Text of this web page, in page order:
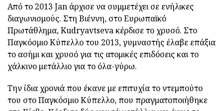
Από το 2013 Jan άρχισε να συμμετέχει σε ενήλικες
διαγωνισμούς. Στη Βιέννη, στο Ευρωπαϊκό
Πρωτάθλημα, Kudryavtseva κέρδισε το χρυσό. Στο
Παγκόσμιο Κύπελλο του 2013, γυμναστής έλαβε επάξια
το ασήμι και χρυσό για τις ατομικές επιδόσεις και το
χάλκινο μετάλλιο για το όλα-γύρω.
Την ίδια χρονιά που έκανε με επιτυχία το ντεμπούτο
του στο Παγκόσμιο Κύπελλο, που πραγματοποιήθηκε